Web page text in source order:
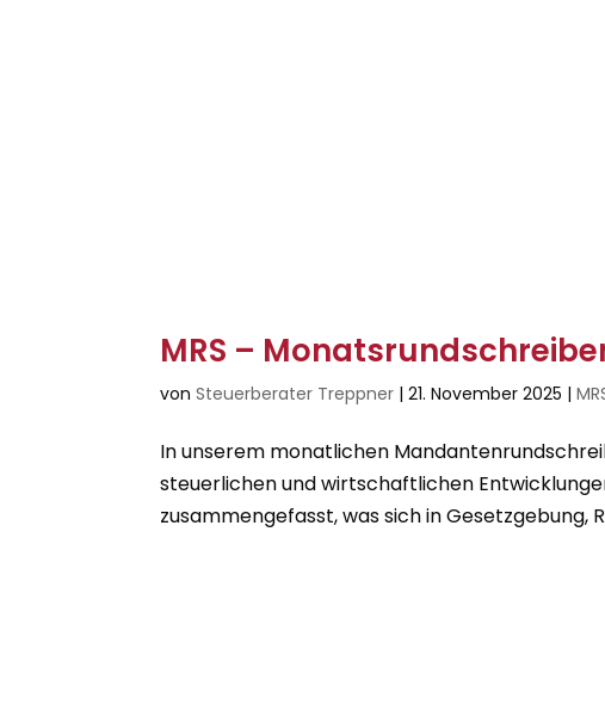
MRS –
vonSteuerberater Treppner |21. November 2025 |
In unserem monatlichen
steuerlichen und wirtschaftlichen
zusammengefasst, was sich in